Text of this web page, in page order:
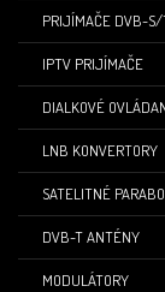
PRIJÍMAČE DVB-
IPTV PRIJÍMAČE
DIALKOVÉ
LNB KONVERTORY
SATELITNÉ
DVB-T ANTÉNY
MODULÁTORY